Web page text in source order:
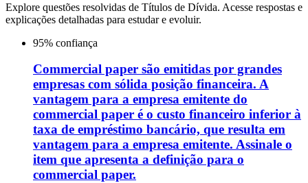
Explore questões resolvidas de Títulos de Dívida. Acesse respostas e
explicações detalhadas para estudar e evoluir.
95% confiança
Commercial paper são emitidas por grandes
empresas com sólida posição financeira. A
vantagem para a empresa emitente do
commercial paper é o custo financeiro inferior à
taxa de empréstimo bancário, que resulta em
vantagem para a empresa emitente. Assinale o
item que apresenta a definição para o
commercial paper.